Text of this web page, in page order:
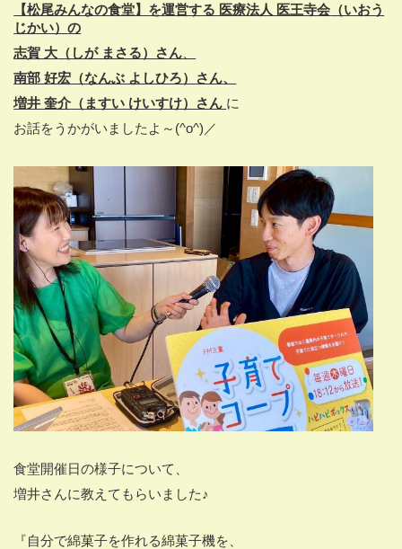
【松尾みんなの食堂】を運営する 医療法人 医王寺会 （いおう
じかい）の
志賀 大 （しが まさる） さん
南部 好宏 （なんぶ よしひろ） さん、
増井 奎介 （ますい けいすけ） さん に
お話をうかがいましたよ～(^o^)／
食堂開催日の様子について、
増井さんに教えてもらいました♪
『自分で綿菓子を作れる綿菓子機を、